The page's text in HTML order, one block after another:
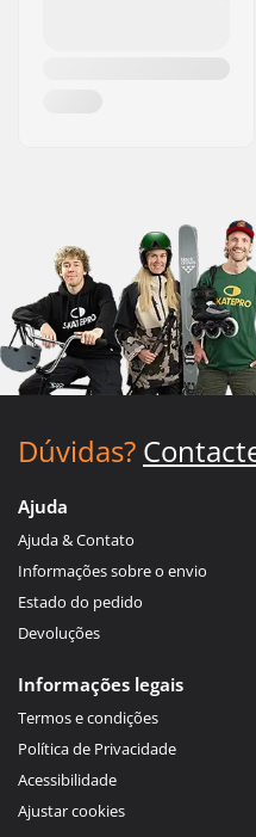
Dúvidas?
Ajuda
Ajuda & Contato
Informações sobre o envio
Estado do pedido
Devoluções
Informações legais
Termos e condições
Política de Privacidade
Acessibilidade
Ajustar cookies